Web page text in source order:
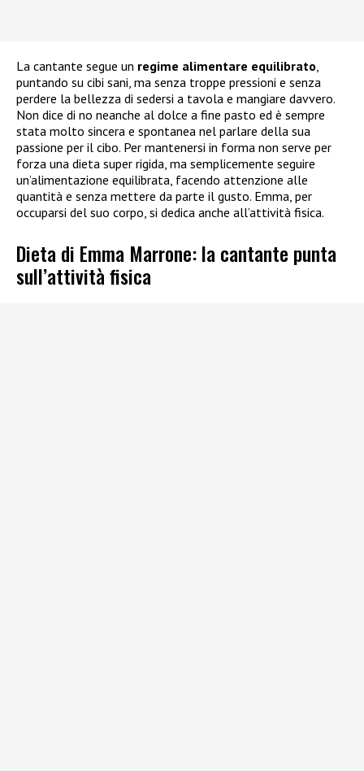
La cantante segue un regime alimentare equilibrato
puntando su cibi sani, ma senza troppe pressioni e senza
perdere la bellezza di sedersi a tavola e mangiare davvero.
Non dice di no neanche al dolce a fine pasto ed è sempre
stata molto sincera e spontanea nel parlare della sua
passione per il cibo. Per mantenersi in forma non serve per
forza una dieta super rigida, ma semplicemente seguire
un’alimentazione equilibrata, facendo attenzione alle
quantità e senza mettere da parte il gusto. Emma, per
occuparsi del suo corpo, si dedica anche all’attività fisica.
Dieta di Emma Marrone: la cantante punta
sull’attività fisica